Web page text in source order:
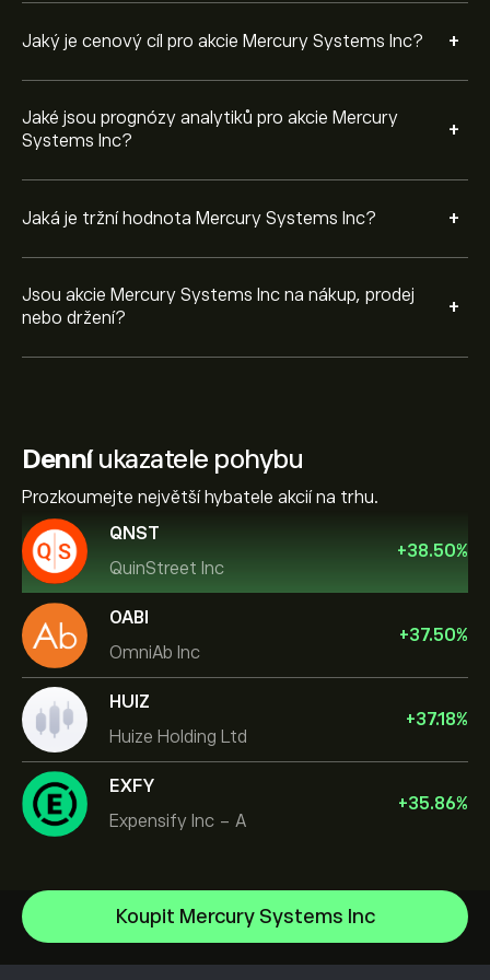
Jaký je cenový cíl pro akcie Mercury Systems Inc? +
Jaké jsou prognózy analytiků pro akcie Mercury
Systems Inc?
+
Jaká je tržní hodnota Mercury Systems Inc? +
Jsou akcie Mercury Systems Inc na nákup, prodej
nebo držení?
+
Denníukazatele pohybu
Prozkoumejte největší hybatele akcií na trhu.
QNST
QuinStreet Inc
+38.50%
OABI
OmniAb Inc
+37.50%
HUIZ
Huize Holding Ltd
+37.18%
EXFY
Expensify Inc - A
+35.86%
Koupit Mercury Systems Inc
NVIDIA Corporation
Amazon.com Inc